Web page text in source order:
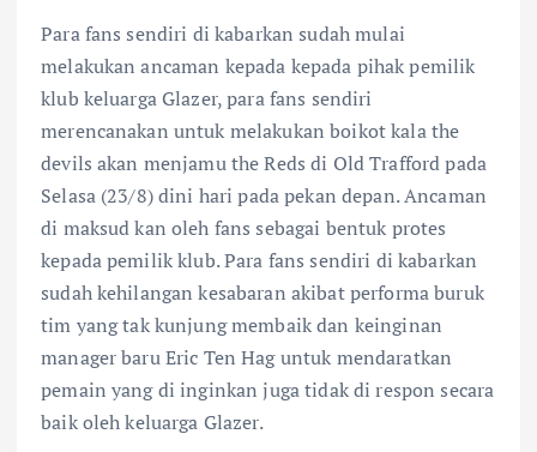
Para fans sendiri di kabarkan sudah mulai
melakukan ancaman kepada kepada pihak pemilik
klub keluarga Glazer, para fans sendiri
merencanakan untuk melakukan boikot kala the
devils akan menjamu the Reds di Old Trafford pada
Selasa (23/8) dini hari pada pekan depan. Ancaman
di maksud kan oleh fans sebagai bentuk protes
kepada pemilik klub. Para fans sendiri di kabarkan
sudah kehilangan kesabaran akibat performa buruk
tim yang tak kunjung membaik dan keinginan
manager baru Eric Ten Hag untuk mendaratkan
pemain yang di inginkan juga tidak di respon secara
baik oleh keluarga Glazer.